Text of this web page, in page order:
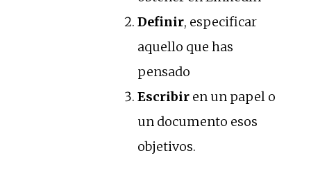
Definir, especificar
aquello que has
pensado
Escribir en un papel o
un documento esos
objetivos.